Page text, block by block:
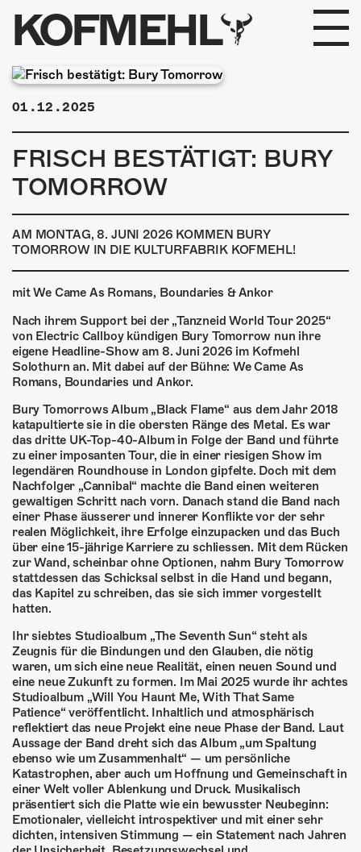
KOFMEHL
PROGRAMM
FABRIKGEFLÜSTER
GALERIE
PHOTOMAT
INFOS
KONTAKT
ÜBER UNS
SHOP
MITMACHEN
01.12.2025
FRISCH BESTÄTIGT: BURY
TOMORROW
AM MONTAG, 8. JUNI 2026 KOMMEN BURY
TOMORROW IN DIE KULTURFABRIK KOFMEHL!
mit We Came As Romans, Boundaries & Ankor
Nach ihrem Support bei der „Tanzneid World Tour 2025“
von Electric Callboy kündigen Bury Tomorrow nun ihre
eigene Headline-Show am 8. Juni 2026 im Kofmehl
Solothurn an. Mit dabei auf der Bühne: We Came As
Romans, Boundaries und Ankor.
Bury Tomorrows Album „Black Flame“ aus dem Jahr 2018
katapultierte sie in die obersten Ränge des Metal. Es war
das dritte UK-Top-40-Album in Folge der Band und führte
zu einer imposanten Tour, die in einer riesigen Show im
legendären Roundhouse in London gipfelte. Doch mit dem
Nachfolger „Cannibal“ machte die Band einen weiteren
gewaltigen Schritt nach vorn. Danach stand die Band nach
einer Phase äusserer und innerer Konflikte vor der sehr
realen Möglichkeit, ihre Erfolge einzupacken und das Buch
über eine 15-jährige Karriere zu schliessen. Mit dem Rücken
zur Wand, scheinbar ohne Optionen, nahm Bury Tomorrow
stattdessen das Schicksal selbst in die Hand und begann,
das Kapitel zu schreiben, das sie sich immer vorgestellt
hatten.
Ihr siebtes Studioalbum „The Seventh Sun“ steht als
Zeugnis für die Bindungen und den Glauben, die nötig
waren, um sich eine neue Realität, einen neuen Sound und
eine neue Zukunft zu formen. Im Mai 2025 wurde ihr achtes
Studioalbum „Will You Haunt Me, With That Same
Patience“ veröffentlicht. Inhaltlich und atmosphärisch
reflektiert das neue Projekt eine neue Phase der Band. Laut
Aussage der Band dreht sich das Album „um Spaltung
ebenso wie um Zusammenhalt“ — um persönliche
Katastrophen, aber auch um Hoffnung und Gemeinschaft in
einer Welt voller Ablenkung und Druck. Musikalisch
präsentiert sich die Platte wie ein bewusster Neubeginn:
Emotionaler, vielleicht introspektiver und mit einer sehr
dichten, intensiven Stimmung — ein Statement nach Jahren